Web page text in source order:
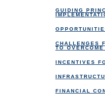
GUIDING
CHALLENGES
TO
INCENTIVES
FINANCIAL